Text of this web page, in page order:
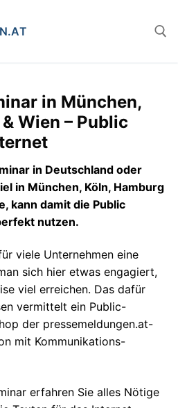
in München,
Wien – Public
in Deutschland oder
in München, Köln, Hamburg
kann damit die Public
nutzen.
viele Unternehmen eine
sich hier etwas engagiert,
viel erreichen. Das dafür
vermittelt ein Public-
der pressemeldungen.at-
mit Kommunikations-
erfahren Sie alles Nötige